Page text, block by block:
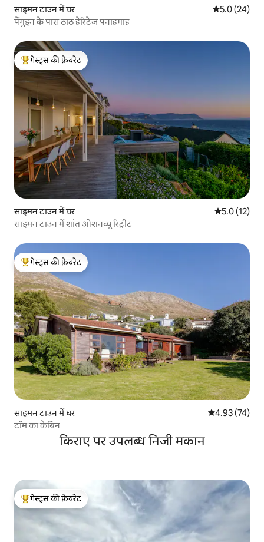
साइमन टाउन में घर औसत रेटिंग 5
5.0 (24)
पेंगुइन के पास ठाठ हेरिटेज पनाहगाह
गेस्ट्स का टॉप फ़ेवरेट
गेस्ट्स की फ़ेवरेट
साइमन टाउन में घर औसत रेटिंग 5
5.0 (12)
साइमन टाउन में शांत ओशनव्यू रिट्रीट
गेस्ट्स का टॉप फ़ेवरेट
गेस्ट्स की फ़ेवरेट
साइमन टाउन में घर औसत रेटिंग 5 में
4.93 (74)
टॉम का केबिन
किराए पर उपलब्ध निजी मकान
गेस्ट्स का टॉप फ़ेवरेट
गेस्ट्स की फ़ेवरेट